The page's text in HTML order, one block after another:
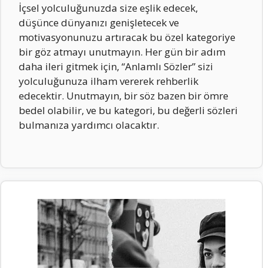
İçsel yolculuğunuzda size eşlik edecek,
düşünce dünyanızı genişletecek ve
motivasyonunuzu artıracak bu özel kategoriye
bir göz atmayı unutmayın. Her gün bir adım
daha ileri gitmek için, “Anlamlı Sözler” sizi
yolculuğunuza ilham vererek rehberlik
edecektir. Unutmayın, bir söz bazen bir ömre
bedel olabilir, ve bu kategori, bu değerli sözleri
bulmanıza yardımcı olacaktır.